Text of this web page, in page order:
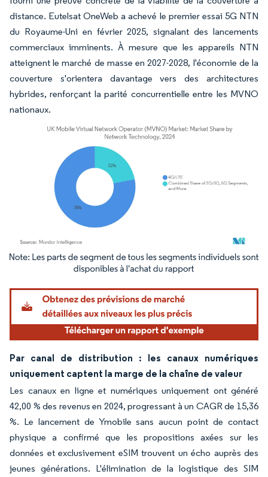
distance. Eutelsat OneWeb a achevé le premier essai 5G NTN
du Royaume-Uni en février 2025, signalant des lancements
commerciaux imminents. À mesure que les appareils NTN
atteignent le marché de masse en 2027-2028, l'économie de la
couverture s'orientera davantage vers des architectures
hybrides, renforçant la parité concurrentielle entre les MVNO
nationaux.
Image © Mordor Intelligence. La réutilisation nécessite une attribution sous CC BY
Par canal de distribution : les canaux numériques
uniquement captent la marge de la chaîne de valeur
Les canaux en ligne et numériques uniquement ont généré
42,00 % des revenus en 2024, progressant à un CAGR de 15,36
%. Le lancement de Ymobile sans aucun point de contact
physique a confirmé que les propositions axées sur les
données et exclusivement eSIM trouvent un écho auprès des
jeunes générations. L'élimination de la logistique des SIM